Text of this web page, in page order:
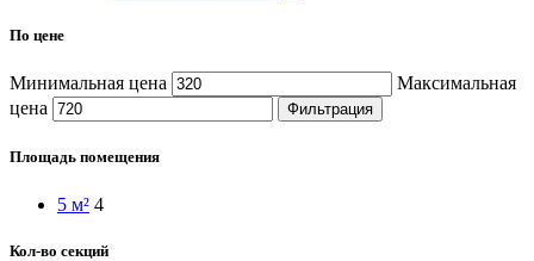
По цене
Минимальная цена
Максимальная
цена
Фильтрация
Площадь помещения
5 м² 4
Кол-во секций